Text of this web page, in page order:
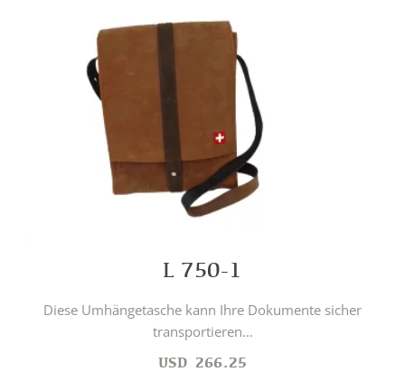
L 750-1
Diese Umhängetasche kann Ihre Dokumente sicher
transportieren...
USD 266.25